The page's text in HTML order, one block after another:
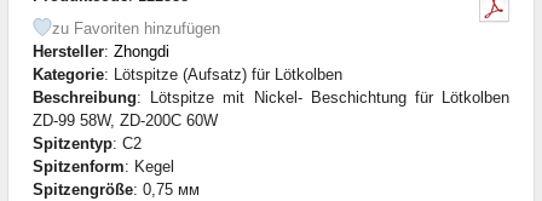
zu Favoriten hinzufügen
Hersteller: Zhongdi
Kategorie: Lötspitze (Aufsatz) für Lötkolben
Beschreibung: Lötspitze mit Nickel- Beschichtung für Lötkolben
ZD-99 58W, ZD-200C 60W
Spitzentyp: C2
Spitzenform: Kegel
Spitzengröße: 0,75 мм